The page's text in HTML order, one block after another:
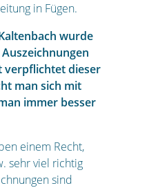
in Fügen.
wurde
verpflichtet dieser
man sich mit
immer besser
einem Recht,
sehr viel richtig
sind